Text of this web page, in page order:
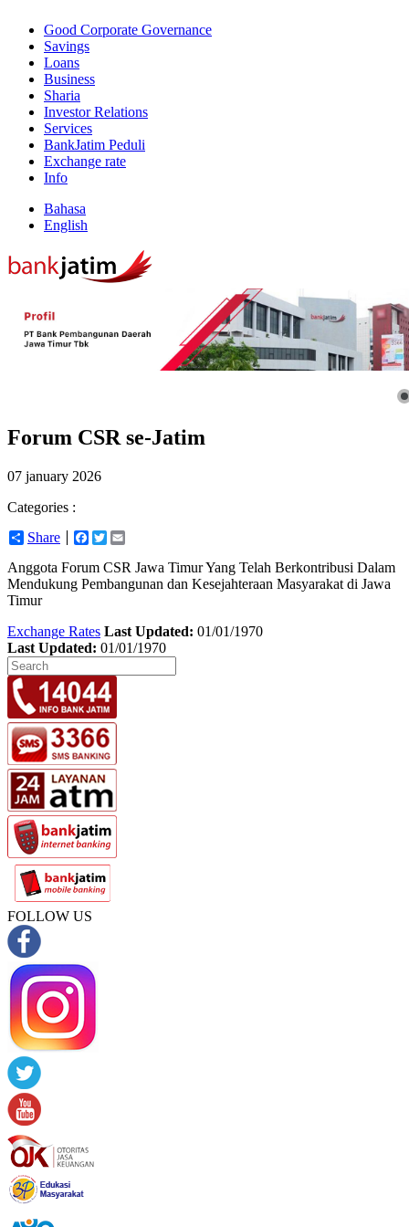
Good Corporate Governance
Savings
Loans
Business
Sharia
Investor Relations
Services
BankJatim Peduli
Exchange rate
Info
Bahasa
English
Forum CSR se-Jatim
07 january 2026
Categories :
Share
Facebook
Twitter
Anggota Forum CSR Jawa Timur Yang Telah Berkontribusi Dalam
Mendukung Pembangunan dan Kesejahteraan Masyarakat di Jawa
Timur
Exchange Rates Last Updated: 01/01/1970
Last Updated: 01/01/1970
FOLLOW US